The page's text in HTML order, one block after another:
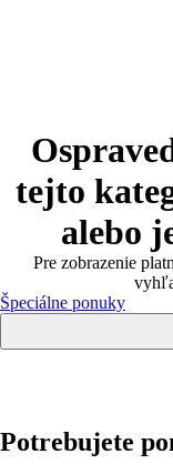
tejto
alebo
Pre zobrazenie
Špeciálne ponuky
Potrebujete